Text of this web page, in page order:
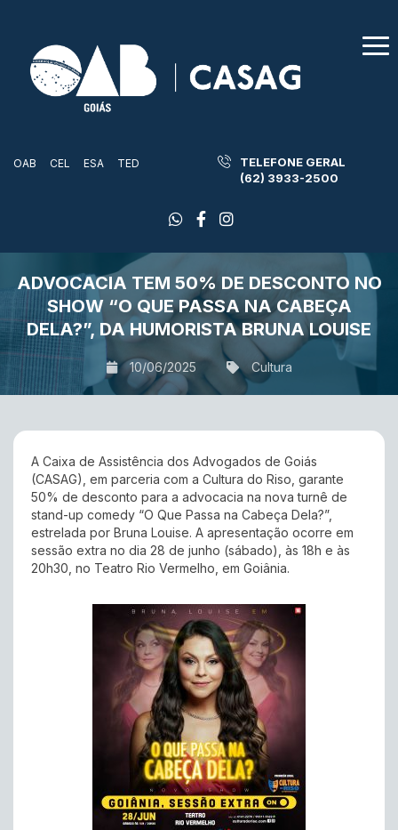
OAB CEL ESA TED
TELEFONE GERAL
(62) 3933-2500
ADVOCACIA TEM 50% DE DESCONTO NO
SHOW “O QUE PASSA NA CABEÇA
DELA?”, DA HUMORISTA BRUNA LOUISE
10/06/2025 Cultura
A Caixa de Assistência dos Advogados de Goiás
(CASAG), em parceria com a Cultura do Riso, garante
50% de desconto para a advocacia na nova turnê de
stand-up comedy “O Que Passa na Cabeça Dela?”,
estrelada por Bruna Louise. A apresentação ocorre em
sessão extra no dia 28 de junho (sábado), às 18h e às
20h30, no Teatro Rio Vermelho, em Goiânia.